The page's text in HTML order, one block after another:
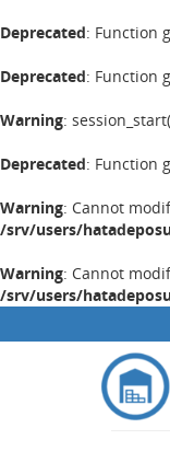
Deprecated: Function
Deprecated: Function
Warning:
Deprecated: Function
Warning: Cannot
/srv/users/
Warning: Cannot
/srv/users/